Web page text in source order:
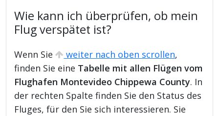
Wie kann ich überprüfen, ob mein
Flug verspätet ist?
Wenn Sie weiter nach oben scrollen,
finden Sie eine Tabelle mit allen Flügen vom
Flughafen Montevideo Chippewa County. In
der rechten Spalte finden Sie den Status des
Fluges, für den Sie sich interessieren. Sie